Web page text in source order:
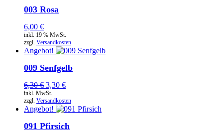
003 Rosa
6,00 €
inkl. 19 % MwSt.
zzgl. Versandkosten
Angebot!
009 Senfgelb
6,30€ Ursprünglicher
Preis
war:
6,30 €
3,30 €Aktueller
ist:
3,30 €.
inkl. MwSt.
zzgl. Versandkosten
Angebot!
091 Pfirsich